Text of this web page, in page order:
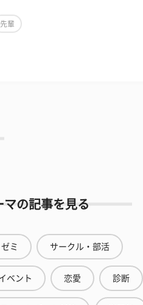
先輩
マの記事を見る
ミ サークル・部活
ベント 恋愛 診断